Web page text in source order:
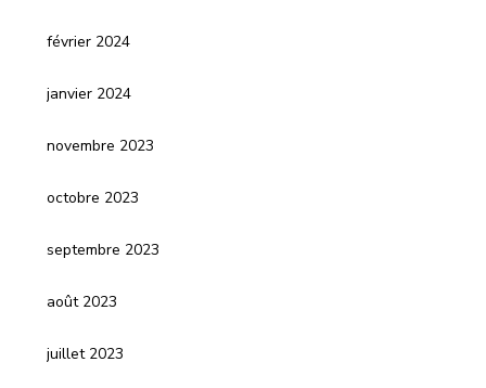
février 2024
janvier 2024
novembre 2023
octobre 2023
septembre 2023
août 2023
juillet 2023